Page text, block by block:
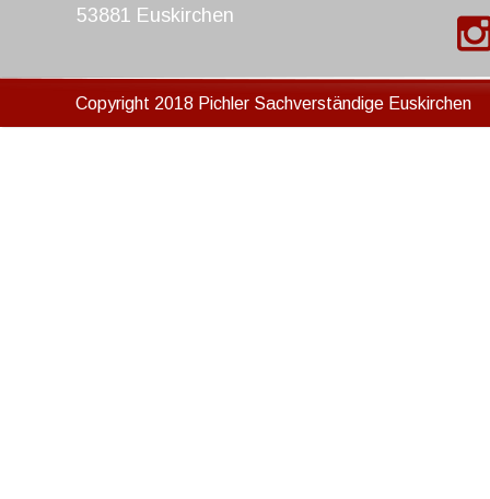
Copyright 2018 Pichler Sachverständige Euskirchen
53881 Euskirchen